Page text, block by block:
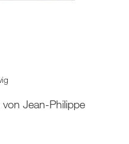
Jean-Philippe